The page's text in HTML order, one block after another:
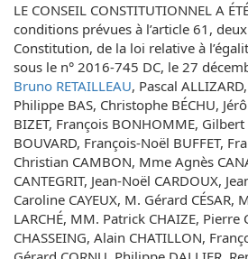
LE CONSEIL CONSTITUTIONNEL A
conditions prévues à l’article 61,
Constitution, de la loi relative à
sous le n° 2016-745 DC, le 27
Bruno RETAILLEAU, Pascal
Philippe BAS, Christophe BÉCHU,
BIZET, François BONHOMME, Gilbert
BOUVARD, François-Noël BUFFET,
Christian CAMBON, Mme Agnès
CANTEGRIT, Jean-Noël CARDOUX,
Caroline CAYEUX, M. Gérard CÉSAR,
LARCHÉ, MM. Patrick CHAIZE, Pierre
CHASSEING, Alain CHATILLON,